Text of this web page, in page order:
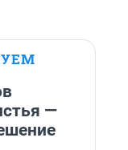
—